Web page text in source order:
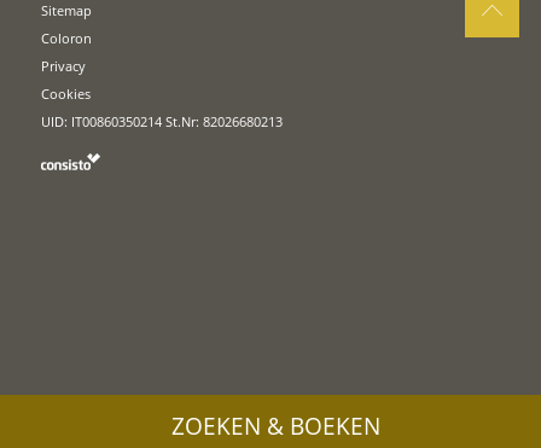
Sitemap
Coloron
Privacy
Cookies
UID: IT00860350214 St.Nr: 82026680213
ZOEKEN & BOEKEN